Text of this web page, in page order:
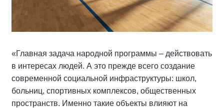
«Главная задача народной программы – действовать
в интересах людей. А это прежде всего создание
современной социальной инфраструктуры: школ,
больниц, спортивных комплексов, общественных
пространств. Именно такие объекты влияют на